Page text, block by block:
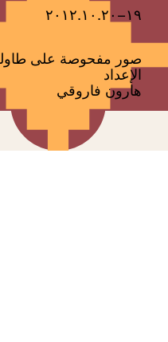
١٩–٢٠١٢.١٠.٢٠
صور مفحوصة على
الإعداد
هارون فاروقي